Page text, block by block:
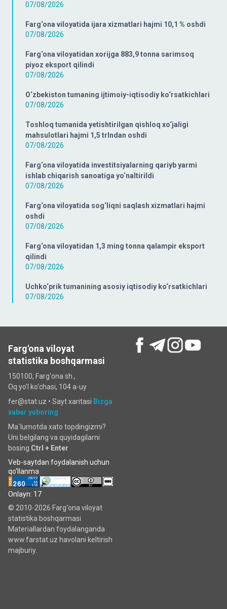
07/08/2026
Farg‘ona viloyatida ijara xizmatlari hajmi 10,1 % oshdi
07/08/2026
Farg‘ona viloyatidan xorijga 883,9 tonna sarimsoq
piyoz eksport qilindi
07/08/2026
O‘zbekiston tumaning ijtimoiy-iqtisodiy ko‘rsatkichlari
07/08/2026
Toshloq tumanida yetishtirilgan qishloq xo‘jaligi
mahsulotlari hajmi 1,5 trlndan oshdi
07/08/2026
Farg‘ona viloyatida investitsiyalarning qariyb yarmi
ishlab chiqarish sanoatiga yo‘naltirildi
07/08/2026
Farg‘ona viloyatida sog‘liqni saqlash xizmatlari hajmi
oshdi
07/08/2026
Farg‘ona viloyatidan 1,3 ming tonna qalampir eksport
qilindi
07/08/2026
Uchko‘prik tumanining asosiy iqtisodiy ko‘rsatkichlari
07/08/2026
Farg'ona viloyat
statistika boshqarmasi
150100, Farg'ona sh.,
Oq yo'l ko‘chаsi, 104 a-uy
fer@stat.uz • Sayt xaritasi Bizga
xabar yuboring
Ma`lumotda xato topdingizmi?
Uni belgilang va quyidagilarni
bosing Ctrl + Enter
Veb-saytdan foydalanish uchun
qo'llanma
Onlayn: 17
© 2010-2026 Farg‘ona viloyat
statistika boshqarmasi
Materiallardan foydalanganda
www.farstat.uz havolani keltirish
majburiy.